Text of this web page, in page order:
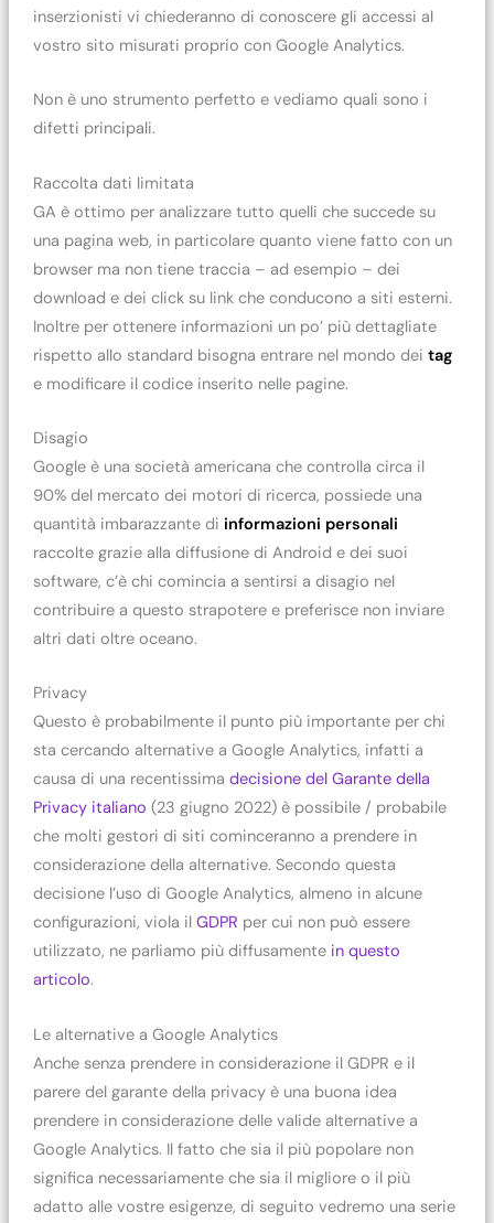
inserzionisti vi chiederanno di conoscere gli accessi al
vostro sito misurati proprio con Google Analytics.
Non è uno strumento perfetto e vediamo quali sono i
difetti principali.
Raccolta dati limitata
GA è ottimo per analizzare tutto quelli che succede su
una pagina web, in particolare quanto viene fatto con un
browser ma non tiene traccia – ad esempio – dei
download e dei click su link che conducono a siti esterni.
Inoltre per ottenere informazioni un po’ più dettagliate
rispetto allo standard bisogna entrare nel mondo dei tag
e modificare il codice inserito nelle pagine.
Disagio
Google è una società americana che controlla circa il
90% del mercato dei motori di ricerca, possiede una
quantità imbarazzante di informazioni personali
raccolte grazie alla diffusione di Android e dei suoi
software, c’è chi comincia a sentirsi a disagio nel
contribuire a questo strapotere e preferisce non inviare
altri dati oltre oceano.
Privacy
Questo è probabilmente il punto più importante per chi
sta cercando alternative a Google Analytics, infatti a
causa di una recentissima decisione del Garante della
Privacy italiano (23 giugno 2022) è possibile / probabile
che molti gestori di siti cominceranno a prendere in
considerazione della alternative. Secondo questa
decisione l’uso di Google Analytics, almeno in alcune
configurazioni, viola il GDPR per cui non può essere
utilizzato, ne parliamo più diffusamentein questo
articolo.
Le alternative a Google Analytics
Anche senza prendere in considerazione il GDPR e il
parere del garante della privacy è una buona idea
prendere in considerazione delle valide alternative a
Google Analytics. Il fatto che sia il più popolare non
significa necessariamente che sia il migliore o il più
adatto alle vostre esigenze, di seguito vedremo una serie